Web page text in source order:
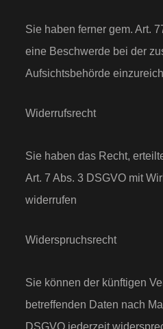
Sie haben ferner gem. Art.
eine Beschwerde bei der
Aufsichtsbehörde
Widerrufsrecht
Sie haben das Recht,
Art. 7 Abs. 3 DSGVO mit
widerrufen
Widerspruchsrecht
Sie können der künftigen
betreffenden Daten nach
DSGVO jederzeit